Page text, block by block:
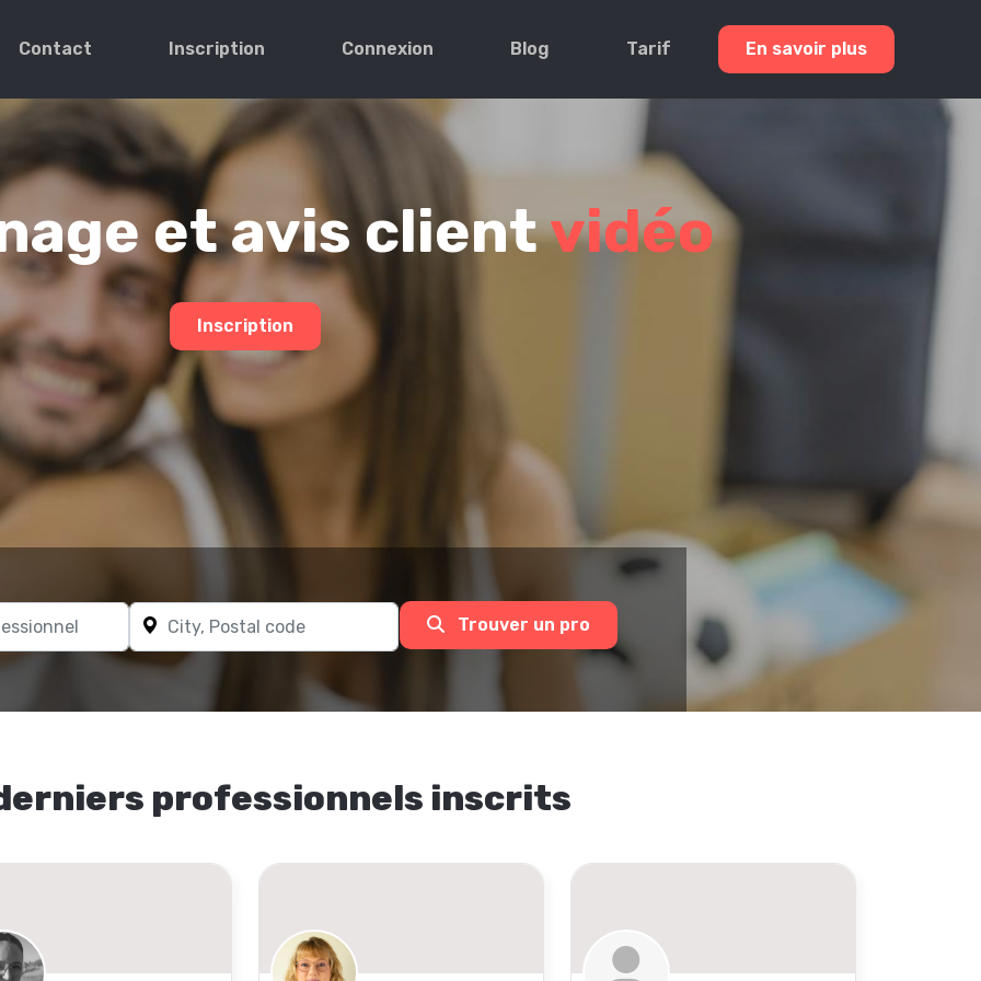
Contact Inscription Connexion Blog Tarif En savoir plus
et avis clientvidéo
Inscription
Trouver un pro
professionnels inscrits